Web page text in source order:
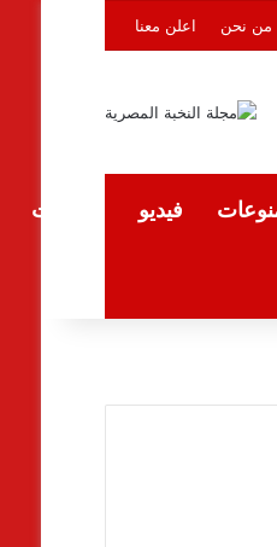
من نحن اعلن معنا
فيديو المقالات